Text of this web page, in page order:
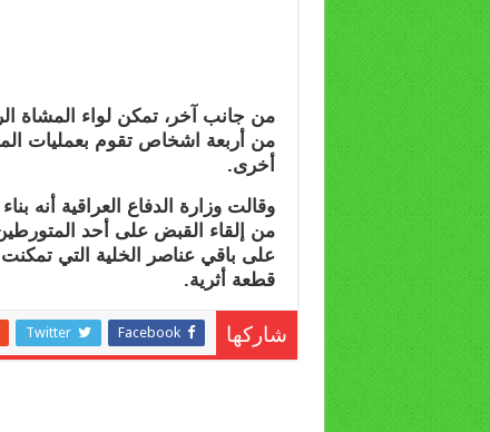
من جانب آخر، تمكن لواء المشاة
من أربعة اشخاص تقوم بعمليات
أخرى.
وقالت وزارة الدفاع العراقية أنه
من إلقاء القبض على أحد
قطعة أثرية.
شاركها Facebook
Twitter